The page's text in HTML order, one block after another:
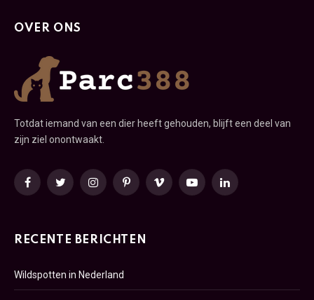
OVER ONS
Totdat iemand van een dier heeft gehouden, blijft een deel van
zijn ziel onontwaakt.
FacebookTwitterInstagramPinterestVimeo YouTubeLinkedIn
RECENTE BERICHTEN
Wildspotten in Nederland